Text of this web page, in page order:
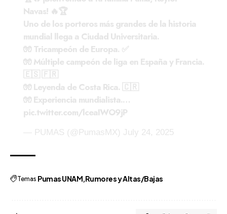
Navas! 🔥🏆
Uno de los porteros más grandes de la historia
mundial llega a Ciudad Universitaria.
🧤 Tricampeón de Europa. ✅
🧤 Múltiple campeón de liga en España y Francia.
🇪🇸 🇫🇷
🧤 Leyenda de Costa Rica. 🇨🇷
🧤 Experiencia mundialista.…
pic.twitter.com/lceaIWO9jP
— PUMAS (@PumasMX) July 24, 2025
Temas Pumas UNAM Rumores y Altas/Bajas